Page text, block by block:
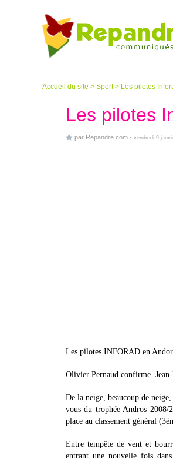
Accueil du site > Sport> Les pilotes
Les pilotes
par Repandre.com - vendredi 9
Les pilotes INFORAD en
Olivier Pernaud confirme. Jean-
De la neige, beaucoup de
vous du trophée Andros 2008/
place au classement général
Entre tempête de vent et
entrant une nouvelle fois